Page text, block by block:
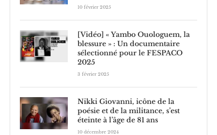
10 février 2025
[Vidéo] « Yambo Ouologuem, la
blessure » : Un documentaire
sélectionné pour le FESPACO
2025
3 février 2025
Nikki Giovanni, icône de la
poésie et de la militance, s’est
éteinte à l’âge de 81 ans
10 décembre 2024